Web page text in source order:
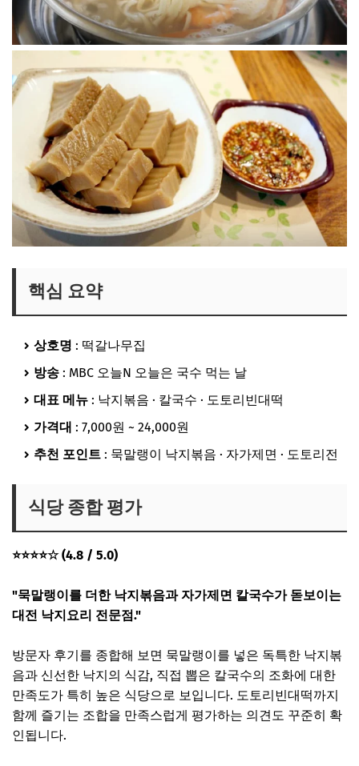
핵심 요약
상호명 : 떡갈나무집
방송 : MBC 오늘N 오늘은 국수 먹는 날
대표 메뉴 : 낙지볶음 · 칼국수 · 도토리빈대떡
가격대 : 7,000원 ~ 24,000원
추천 포인트 : 묵말랭이 낙지볶음 · 자가제면 · 도토리전
식당 종합 평가
⭐⭐⭐⭐☆ (4.8 / 5.0)
"묵말랭이를 더한 낙지볶음과 자가제면 칼국수가 돋보이는
대전 낙지요리 전문점."
방문자 후기를 종합해 보면 묵말랭이를 넣은 독특한 낙지볶
음과 신선한 낙지의 식감, 직접 뽑은 칼국수의 조화에 대한
만족도가 특히 높은 식당으로 보입니다. 도토리빈대떡까지
함께 즐기는 조합을 만족스럽게 평가하는 의견도 꾸준히 확
인됩니다.